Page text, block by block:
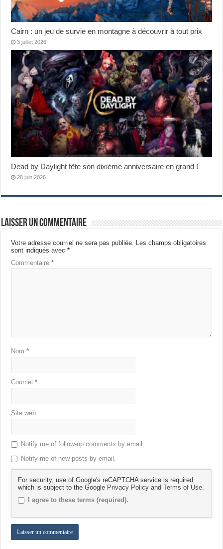
Cairn : un jeu de survie en montagne à découvrir à tout prix
3 juillet 2026
Dead by Daylight fête son dixième anniversaire en grand !
28 juin 2026
Laisser un commentaire
Votre adresse courriel ne sera pas publiée. Les champs obligatoires
sont indiqués avec*
Commentaire*
Nom*
Courriel*
Site web
Notify me of follow-up comments by email.
Notify me of new posts by email.
For security, use of Google's reCAPTCHA service is required
which is subject to the Google Privacy Policy andTerms of Use.
I agree to these terms (required).